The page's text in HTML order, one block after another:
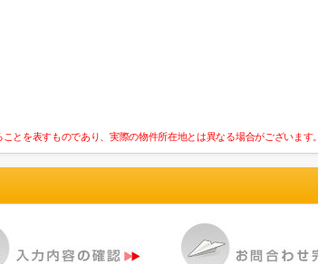
とを表すものであり、実際の物件所在地とは異なる場合がございます。